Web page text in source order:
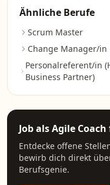
Ähnliche Berufe
Scrum Master
Change Manager/in
Personalreferent/in
Business Partner)
Job alsAgile Coach
Entdecke offene
bewirb dich direkt
Berufsgenie.